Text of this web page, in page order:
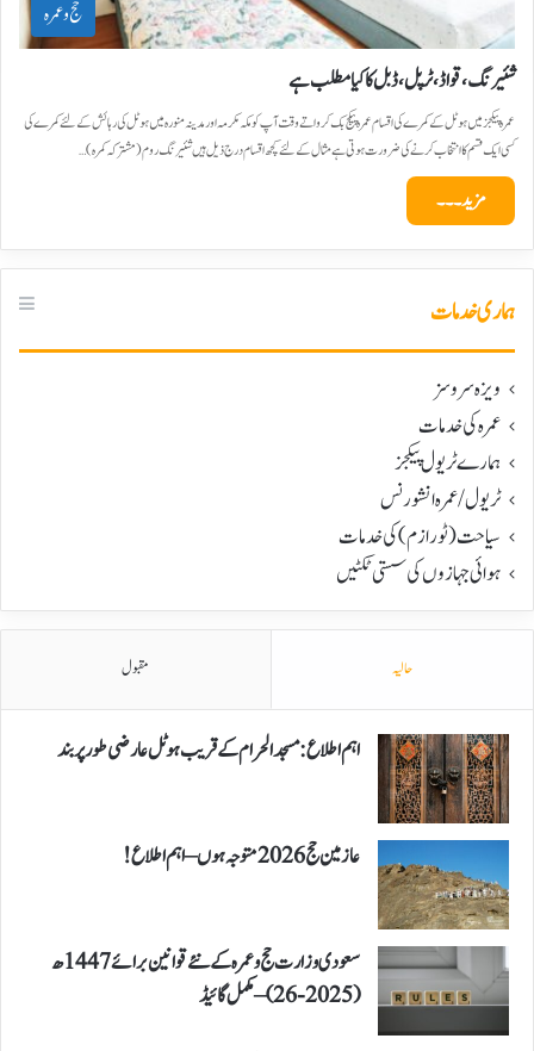
حج و عمرہ
شئیرنگ، قواڈ، ٹرپل، ڈبل کا کیا مطلب ہے
عمرہ پیکجز میں ہوٹل کے کمرے کی اقسام عمرہ پیکج بک کرواتے وقت آپ کو مکہ مکرمہ اور مدینہ منورہ میں ہوٹل کی رہائش کے لئے کمرے کی
کسی ایک قسم کا انتخاب کرنے کی ضرورت ہوتی ہے مثال کے لئے کچھ اقسام درج ذیل ہیں شئیرنگ روم (مشترکہ کمرہ)…
مزید۔۔۔
ہماری خدمات
ویزہ سروسز
عمرہ کی خدمات
ہمارے ٹریول پیکجز
ٹریول/عمرہ انشورنس
سیاحت(ٹورازم) کی خدمات
ہوائی جہازوں کی سستی ٹکٹیں
حالیہ مقبول
اہم اطلاع: مسجد الحرام کے قریب ہوٹل عارضی طور پر بند
عازمین حج 2026 متوجہ ہوں – اہم اطلاع!
سعودی وزارت حج و عمرہ کے نئے قوانین برائے 1447ھ
(2025-26) – مکمل گائیڈ